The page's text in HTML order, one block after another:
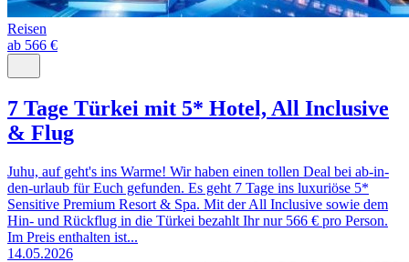
Reisen
ab 566 €
7 Tage Türkei mit 5* Hotel, All Inclusive
& Flug
Juhu, auf geht's ins Warme! Wir haben einen tollen Deal bei ab-in-
den-urlaub für Euch gefunden. Es geht 7 Tage ins luxuriöse 5*
Sensitive Premium Resort & Spa. Mit der All Inclusive sowie dem
Hin- und Rückflug in die Türkei bezahlt Ihr nur 566 € pro Person.
Im Preis enthalten ist...
14.05.2026